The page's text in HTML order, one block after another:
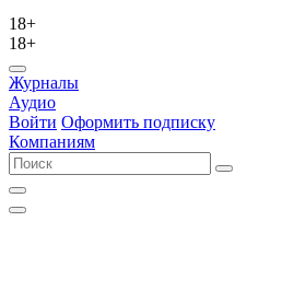
18+
18+
Журналы
Аудио
Войти Оформить подписку
Компаниям